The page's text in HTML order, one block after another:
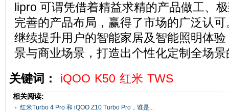
lipro 可谓凭借着精益求精的产品做工、
完善的产品布局，赢得了市场的广泛认
继续提升用户的智能家居及智能照明体
景与商业场景，打造出个性化定制全场
关键词：
iQOO K50 红米 TWS
相关阅读:
红米Turbo 4 Pro 和 iQOO Z10 Turbo Pro，谁是...